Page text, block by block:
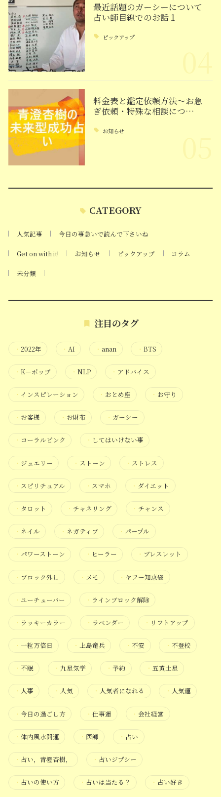
最近話題のガーシーについて
占い師目線でのお話１
ピックアップ
料金表と鑑定依頼方法～お急
ぎ依頼・特殊な相談につ…
お知らせ
CATEGORY
人気記事 今日の事急いで読んで下さいね
Get on with it! お知らせ ピックアップ コラム
未分類
注目のタグ
・ 2022年 ・ AI ・ anan ・ BTS
・ K－ポップ ・NLP ・ アドバイス
・ インスピレーション ・ おとめ座 ・ お守り
・ お客様 ・ お財布 ・ ガーシー
・ コーラルピンク ・ してはいけない事
・ ジュエリー ・ ストーン ・ ストレス
・ スピリチュアル ・ スマホ ・ ダイエット
・ タロット ・ チャネリング ・ チャンス
・ ネイル ・ ネガティブ ・ パープル
・ パワーストーン ・ ヒーラー ・ ブレスレット
・ ブロック外し ・ メモ ・ ヤフー知恵袋
・ ユーチューバー ・ ラインブロック解除
・ ラッキーカラー ・ ラベンダー ・ リフトアップ
・ 一粒万倍日 ・上島竜兵 ・不安 ・ 不登校
・ 不眠 ・九星気学 ・予約 ・ 五黄土星
・ 人事 ・ 人気 ・ 人気者になれる ・ 人気運
・ 今日の過ごし方 ・仕事運 ・会社経営
・ 体内風水開運 ・ 医師 ・ 占い
・ 占い，青澄杏樹， ・ 占いジプシー
・ 占いの使い方 ・ 占いは当たる？ ・ 占い好き